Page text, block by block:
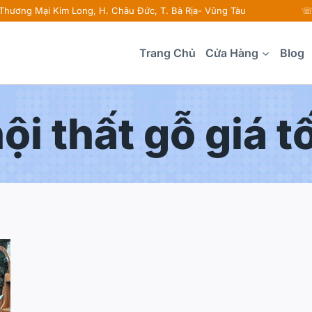
Thương Mại Kim Long, H. Châu Đức, T. Bà Rịa- Vũng Tàu ☏
Trang Chủ Cửa Hàng Blog
thất gỗ giá